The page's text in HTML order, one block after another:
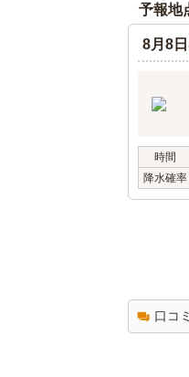
予報地
8月8
時間
降水確率
口コ